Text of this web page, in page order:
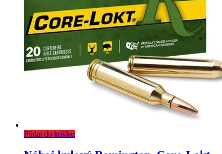
Přidat do košíku